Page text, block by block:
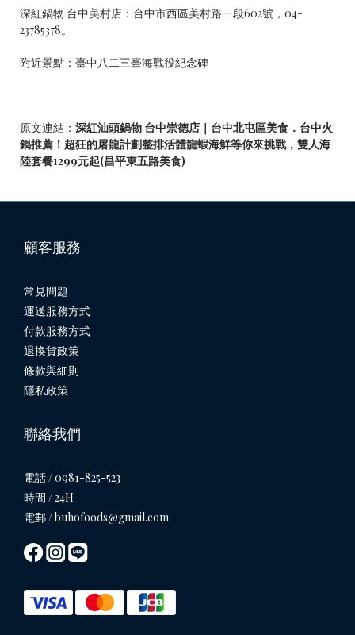
深紅鍋物 台中美村店：台中市西區美村路一段602號，04-
23785378。
附近景點： 臺中八二三臺海戰役紀念碑
原文連結： 深紅汕頭鍋物 台中崇德店｜台中北屯區美食．台中火
鍋推薦！超狂的屠龍計劃整排活體龍蝦海鮮等你來挑戰，雙人海
陸套餐1299元起(昌平東五路美食)
顧客服務
常見問題
運送服務方式
付款服務方式
退換貨政策
條款與細則
隱私政策
聯絡我們
電話 / 0981-825-523
時間 / 24H
電郵 / buhofoods@gmail.com